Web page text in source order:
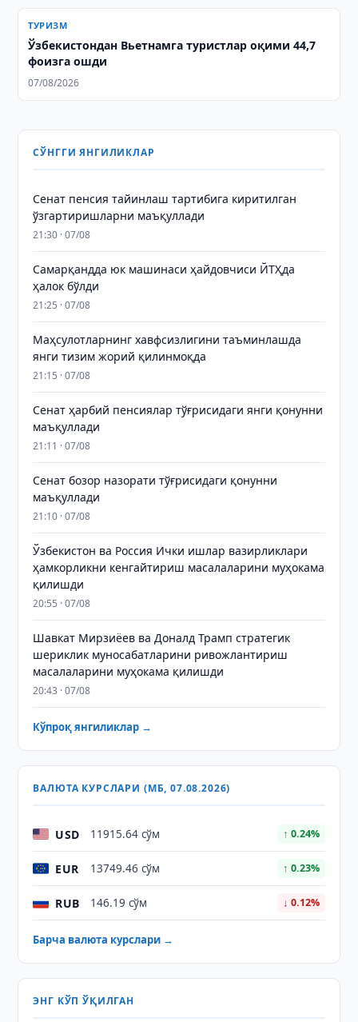
ТУРИЗМ
Ўзбекистондан Вьетнамга туристлар оқими 44,7
фоизга ошди
07/08/2026
СЎНГГИ ЯНГИЛИКЛАР
Сенат пенсия тайинлаш тартибига киритилган
ўзгартиришларни маъқуллади
21:30 · 07/08
Самарқандда юк машинаси ҳайдовчиси ЙТҲда
ҳалок бўлди
21:25 · 07/08
Маҳсулотларнинг хавфсизлигини таъминлашда
янги тизим жорий қилинмоқда
21:15 · 07/08
Сенат ҳарбий пенсиялар тўғрисидаги янги қонунни
маъқуллади
21:11 · 07/08
Сенат бозор назорати тўғрисидаги қонунни
маъқуллади
21:10 · 07/08
Ўзбекистон ва Россия Ички ишлар вазирликлари
ҳамкорликни кенгайтириш масалаларини муҳокама
қилишди
20:55 · 07/08
Шавкат Мирзиёев ва Доналд Трамп стратегик
шериклик муносабатларини ривожлантириш
масалаларини муҳокама қилишди
20:43 · 07/08
Кўпроқ янгиликлар →
ВАЛЮТА КУРСЛАРИ (МБ, 07.08.2026)
USD 11915.64 сўм ↑ 0.24%
EUR 13749.46 сўм ↑ 0.23%
RUB 146.19 сўм ↓ 0.12%
Барча валюта курслари →
ЭНГ КЎП ЎҚИЛГАН